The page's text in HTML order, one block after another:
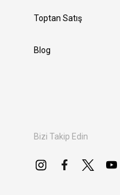
Toptan Satış
Blog
Bizi Takip Edin